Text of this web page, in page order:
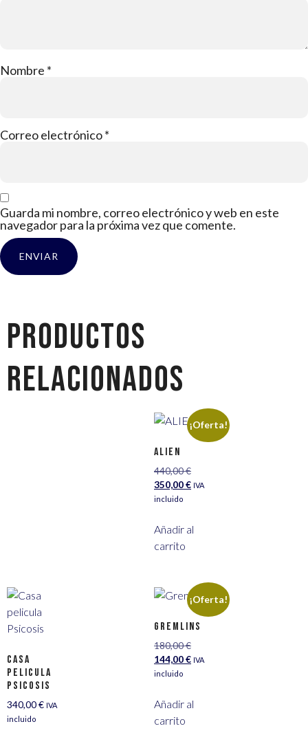
Nombre *
Correo electrónico*
Guarda mi nombre, correo electrónico y web en este
navegador para la próxima vez que comente.
Productos
relacionados
¡Oferta!
ALIEN
440,00€
350,00€ IVA
incluido
Añadir al
carrito
Casa
pelicula
Psicosis
340,00€ IVA
incluido
¡Oferta!
Gremlins
180,00€
144,00€ IVA
incluido
Añadir al
carrito